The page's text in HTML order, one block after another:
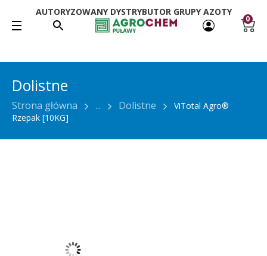
AUTORYZOWANY DYSTRYBUTOR GRUPY AZOTY
0
Dolistne
Strona główna ... Dolistne
ViTotal Agro®
Rzepak [10KG]